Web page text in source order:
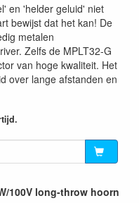
en 'helder geluid' niet
bewijst dat het kan! De
metalen
Zelfs de MPLT32-G
van hoge kwaliteit. Het
over lange afstanden en
100V long-throw hoorn